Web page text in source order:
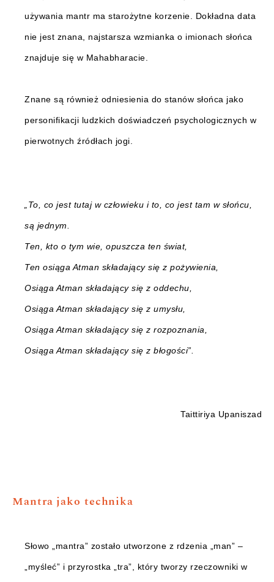
używania mantr ma starożytne korzenie. Dokładna data
nie jest znana, najstarsza wzmianka o imionach słońca
znajduje się w Mahabharacie.
Znane są również odniesienia do stanów słońca jako
personifikacji ludzkich doświadczeń psychologicznych w
pierwotnych źródłach jogi.
„To, co jest tutaj w człowieku i to, co jest tam w słońcu,
są jednym.
Ten, kto o tym wie, opuszcza ten świat,
Ten osiąga Atman składający się z pożywienia,
Osiąga Atman składający się z oddechu,
Osiąga Atman składający się z umysłu,
Osiąga Atman składający się z rozpoznania,
Osiąga Atman składający się z błogości”.
Taittiriya Upaniszad
Mantra jako technika
Słowo „mantra” zostało utworzone z rdzenia „man” –
„myśleć” i przyrostka „tra”, który tworzy rzeczowniki w